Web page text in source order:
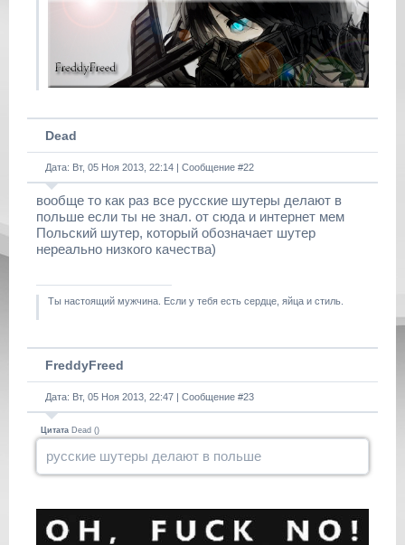
Dead
Дата: Вт, 05 Ноя 2013, 22:14 | Сообщение #22
вообще то как раз все русские шутеры делают в
польше если ты не знал. от сюда и интернет мем
Польский шутер, который обозначает шутер
нереально низкого качества)
Ты настоящий мужчина. Если у тебя есть сердце, яйца и стиль.
FreddyFreed
Дата: Вт, 05 Ноя 2013, 22:47 | Сообщение #23
Цитата Dead ()
русские шутеры делают в польше